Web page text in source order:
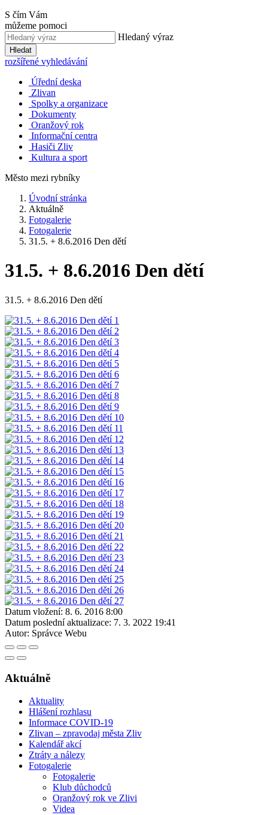
S čím Vám
můžeme pomoci
Hledaný výraz
Hledat
rozšířené vyhledávání
Úřední deska
Zlivan
Spolky a organizace
Dokumenty
Oranžový rok
Informační centra
Hasiči Zliv
Kultura a sport
Město mezi rybníky
Úvodní stránka
Aktuálně
Fotogalerie
Fotogalerie
31.5. + 8.6.2016 Den dětí
31.5. + 8.6.2016 Den dětí
31.5. + 8.6.2016 Den dětí
Datum vložení: 8. 6. 2016 8:00
Datum poslední aktualizace: 7. 3. 2022 19:41
Autor: Správce Webu
Aktuálně
Aktuality
Hlášení rozhlasu
Informace COVID-19
Zlivan – zpravodaj města Zliv
Kalendář akcí
Ztráty a nálezy
Fotogalerie
Fotogalerie
Klub důchodců
Oranžový rok ve Zlivi
Videa